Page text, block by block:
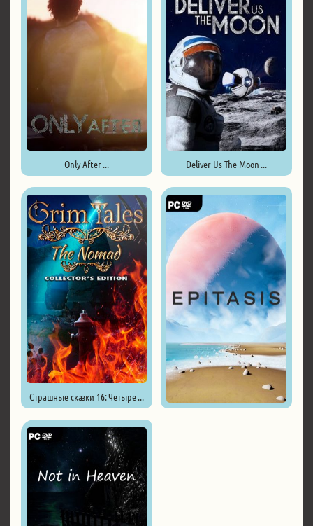
Only After ... Deliver Us The Moon ...
Страшные сказки 16: Четыре ...